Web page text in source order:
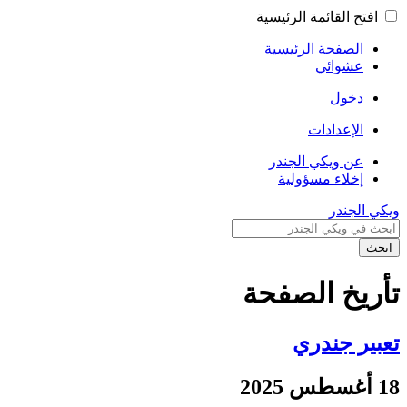
افتح القائمة الرئيسية
الصفحة الرئيسية
عشوائي
دخول
الإعدادات
عن ويكي الجندر
إخلاء مسؤولية
ويكي الجندر
ابحث
تأريخ الصفحة
تعبير جندري
18 أغسطس 2025